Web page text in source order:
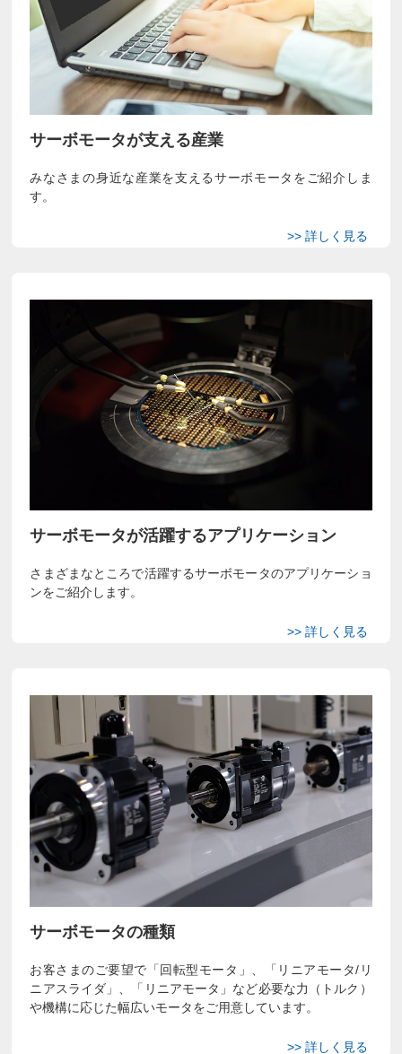
サーボモータが支える産業
みなさまの身近な産業を支えるサーボモータをご紹介しま
す。
サーボモータが活躍するアプリケーション
さまざまなところで活躍するサーボモータのアプリケーショ
ンをご紹介します。
サーボモータの種類
お客さまのご要望で「回転型モータ」、「リニアモータ/リ
ニアスライダ」、「リニアモータ」など必要な力（トルク）
や機構に応じた幅広いモータをご用意しています。